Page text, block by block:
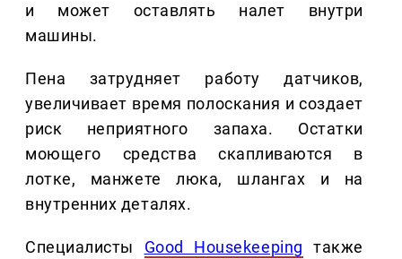
и может оставлять налет внутри
машины.
Пена затрудняет работу датчиков,
увеличивает время полоскания и создает
риск неприятного запаха. Остатки
моющего средства скапливаются в
лотке, манжете люка, шлангах и на
внутренних деталях.
Специалисты Good Housekeeping также